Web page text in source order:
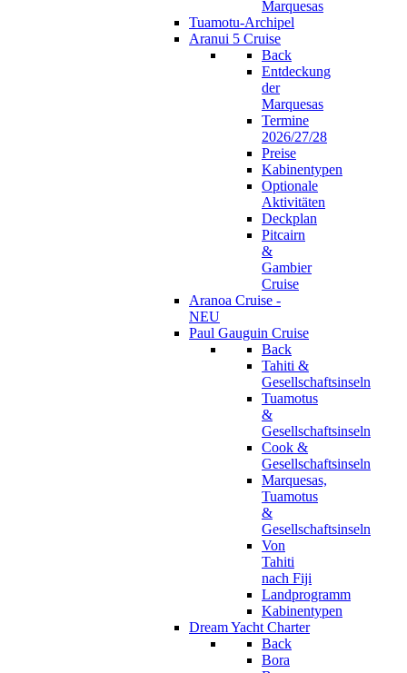
Marquesas
Tuamotu-Archipel
Aranui 5 Cruise
Back
Entdeckung
der
Marquesas
Termine
2026/27/28
Preise
Kabinentypen
Optionale
Aktivitäten
Deckplan
Pitcairn
&
Gambier
Cruise
Aranoa Cruise -
NEU
Paul Gauguin Cruise
Back
Tahiti &
Gesellschaftsinseln
Tuamotus
&
Gesellschaftsinseln
Cook &
Gesellschaftsinseln
Marquesas,
Tuamotus
&
Gesellschaftsinseln
Von
Tahiti
nach Fiji
Landprogramm
Kabinentypen
Dream Yacht Charter
Back
Bora